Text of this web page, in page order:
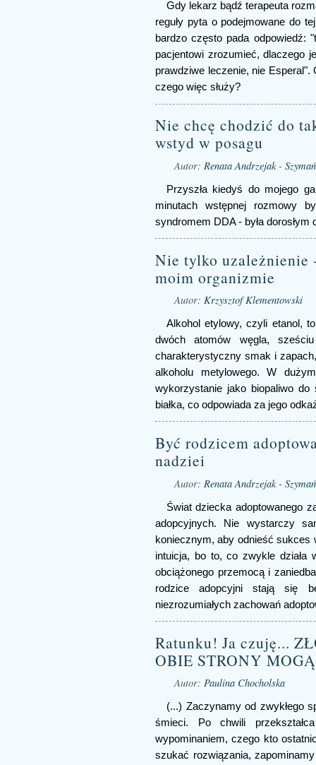
Gdy lekarz bądź terapeuta
reguły pyta o podejmowane do
bardzo często pada odpowiedź:
pacjentowi zrozumieć, dlaczego
prawdziwe leczenie, nie
czego więc służy?
Nie chcę chodzić do
wstyd w posagu
Autor: Renata Andrzejak -
Przyszła kiedyś do mojego
minutach wstępnej rozmowy
syndromem DDA - była dorosłym
Nie tylko
moim organizmie
Autor: Krzysztof Klementowski
Alkohol etylowy, czyli etanol,
dwóch atomów węgla,
charakterystyczny smak i
alkoholu metylowego. W
wykorzystanie jako biopaliwo do
białka, co odpowiada za jego
Być rodzicem
nadziei
Autor: Renata Andrzejak -
Świat dziecka adoptowanego
adopcyjnych. Nie wystarczy
koniecznym, aby odnieść
intuicja, bo to, co zwykle działa
obciążonego przemocą i
rodzice adopcyjni stają się
niezrozumiałych zachowań
Ratunku! Ja czuję...
OBIE STRONY
Autor: Paulina Chocholska
(...) Zaczynamy od zwykłego
śmieci. Po chwili
wypominaniem, czego kto
szukać rozwiązania,